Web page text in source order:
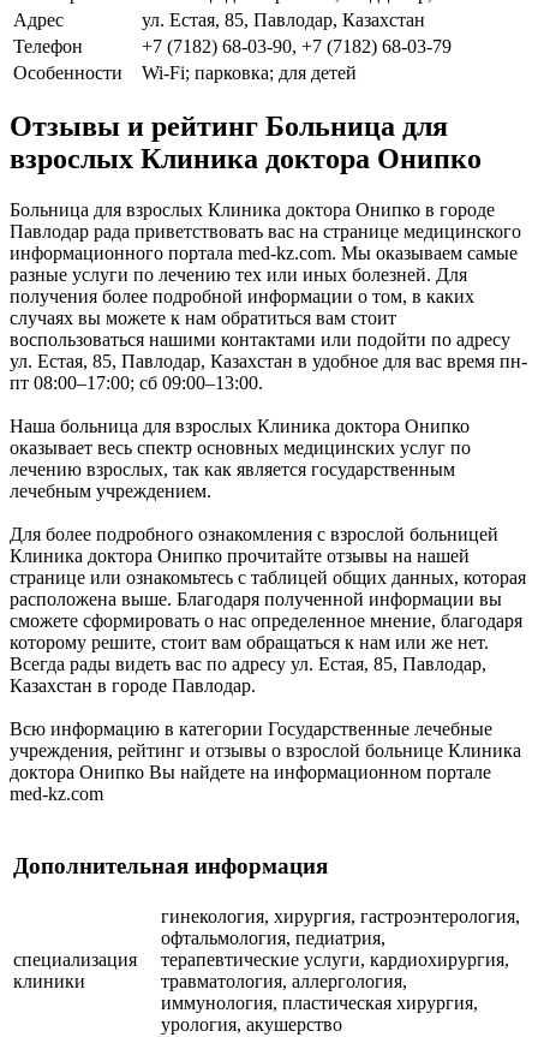
Адрес
ул. Естая, 85, Павлодар, Казахстан
Телефон
+7 (7182) 68-03-90, +7 (7182) 68-03-79
Особенности
Wi-Fi; парковка; для детей
Отзывы и рейтинг Больница для
взрослых Клиника доктора Онипко
Больница для взрослых Клиника доктора Онипко в городе
Павлодар рада приветствовать вас на странице медицинского
информационного портала med-kz.com. Мы оказываем самые
разные услуги по лечению тех или иных болезней. Для
получения более подробной информации о том, в каких
случаях вы можете к нам обратиться вам стоит
воспользоваться нашими контактами или подойти по адресу
ул. Естая, 85, Павлодар, Казахстан в удобное для вас время пн-
пт 08:00–17:00; сб 09:00–13:00.
Наша больница для взрослых Клиника доктора Онипко
оказывает весь спектр основных медицинских услуг по
лечению взрослых, так как является государственным
лечебным учреждением.
Для более подробного ознакомления с взрослой больницей
Клиника доктора Онипко прочитайте отзывы на нашей
странице или ознакомьтесь с таблицей общих данных, которая
расположена выше. Благодаря полученной информации вы
сможете сформировать о нас определенное мнение, благодаря
которому решите, стоит вам обращаться к нам или же нет.
Всегда рады видеть вас по адресу ул. Естая, 85, Павлодар,
Казахстан в городе Павлодар.
Всю информацию в категории Государственные лечебные
учреждения, рейтинг и отзывы о взрослой больнице Клиника
доктора Онипко Вы найдете на информационном портале
med-kz.com
Дополнительная информация
специализация
клиники
гинекология, хирургия, гастроэнтерология,
офтальмология, педиатрия,
терапевтические услуги, кардиохирургия,
травматология, аллергология,
иммунология, пластическая хирургия,
урология, акушерство